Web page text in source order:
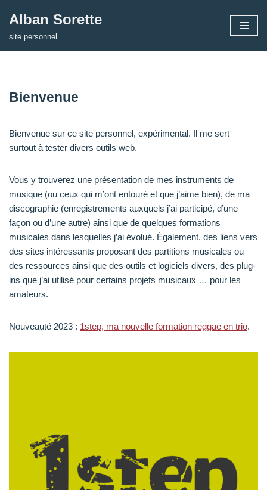
Aller
Alban Sorette
site personnel
Bienvenue
Bienvenue sur ce site personnel, expérimental. Il me sert
surtout à tester divers outils web.
Vous y trouverez une présentation de mes instruments de
musique (ou ceux qui m’ont entouré et que j’aime bien), de ma
discographie (enregistrements auxquels j’ai participé, d’une
façon ou d’une autre) ainsi que de quelques formations
musicales dans lesquelles j’ai évolué. Également, des liens vers
des sites intéressants proposant des partitions musicales ou
des ressources ainsi que des outils et logiciels divers, des plug-
ins que j’ai utilisé pour certains projets musicaux … pour les
amateurs.
Nouveauté 2023 : 1step, ma nouvelle formation reggae en trio.